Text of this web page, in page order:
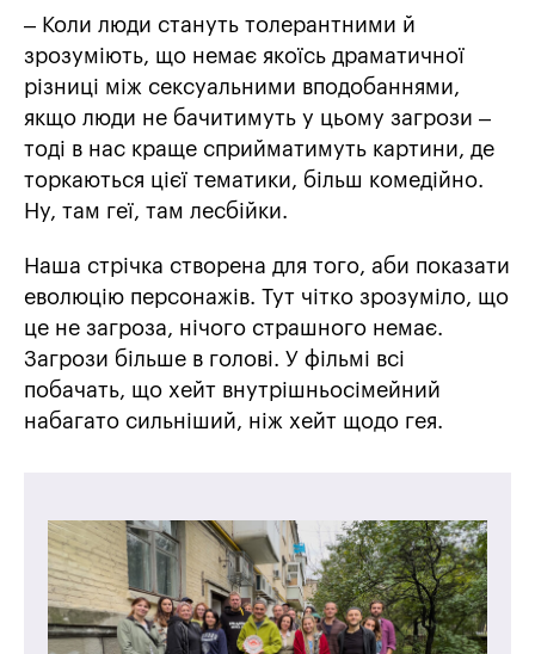
– Коли люди стануть толерантними й
зрозуміють, що немає якоїсь драматичної
різниці між сексуальними вподобаннями,
якщо люди не бачитимуть у цьому загрози –
тоді в нас краще сприйматимуть картини, де
торкаються цієї тематики, більш комедійно.
Ну, там геї, там лесбійки.
Наша стрічка створена для того, аби показати
еволюцію персонажів. Тут чітко зрозуміло, що
це не загроза, нічого страшного немає.
Загрози більше в голові. У фільмі всі
побачать, що хейт внутрішньосімейний
набагато сильніший, ніж хейт щодо гея.